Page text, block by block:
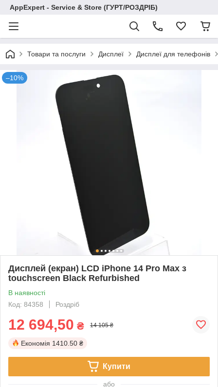
AppExpert - Service & Store (ГУРТ/РОЗДРІБ)
Товари та послуги Дисплеї Дисплеї для телефонів
–10%
Дисплей (екран) LCD iPhone 14 Pro Max з
touchscreen Black Refurbished
В наявності
Код: 84358
Роздріб
12 694,50 ₴ 14 105 ₴
Економія 1410.50 ₴
Купити
або